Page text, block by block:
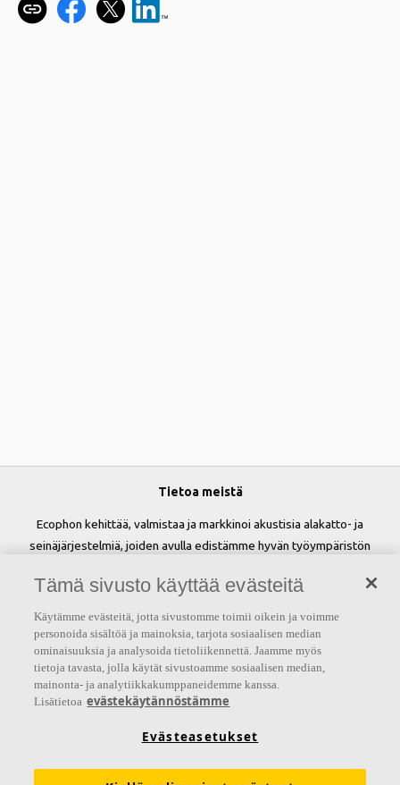
Tietoa meistä
Ecophon kehittää, valmistaa ja markkinoi akustisia alakatto- ja
seinäjärjestelmiä, joiden avulla edistämme hyvän työympäristön
Lupauksemme 'A sound effect on people' on perusta kaikelle
tekemisellemme.
Seuraa meitä
Linkit
Akustiikkaratkaisut Tuotemääritykset
Tämä sivusto käyttää evästeitä
Käytämme evästeitä, jotta sivustomme toimii oikein ja voimme
personoida sisältöä ja mainoksia, tarjota sosiaalisen median
ominaisuuksia ja analysoida tietoliikennettä. Jaamme myös
tietoja tavasta, jolla käytät sivustoamme sosiaalisen median,
mainonta- ja analytiikkakumppaneidemme kanssa.
Lisätietoa evästekäytännöstämme
Evästeasetukset